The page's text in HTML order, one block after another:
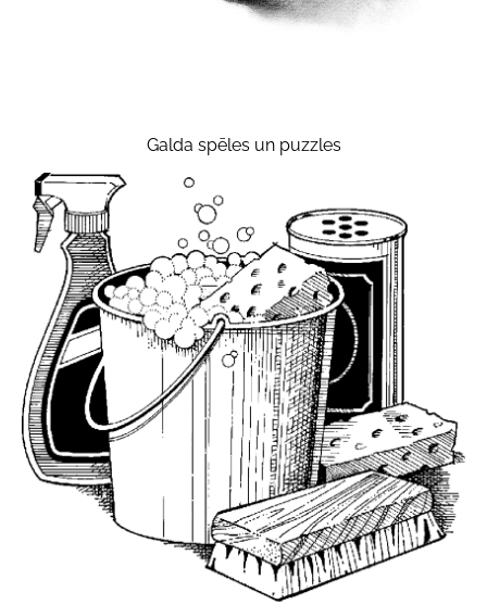
Galda spēles un puzzles